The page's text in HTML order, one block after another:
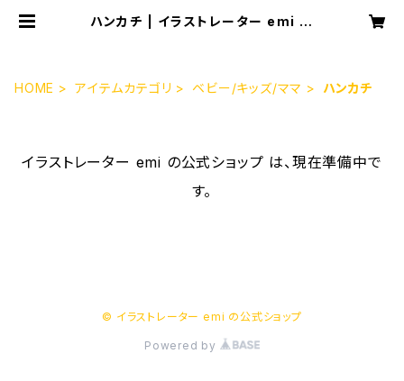
ハンカチ | イラストレーター emi の
HOME アイテムカテゴリ ベビー/キッズ/ママ ハンカチ
イラストレーター emi の公式ショップ は、現在準備中で
す。
© イラストレーター emi の公式ショップ
Powered by